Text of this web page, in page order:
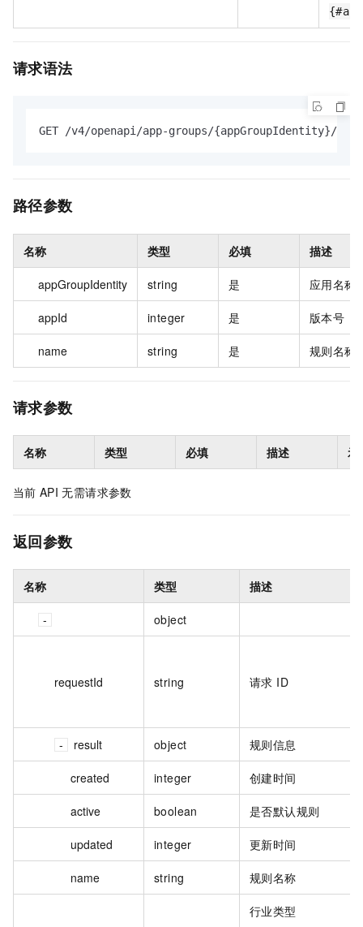
请求语法
GET /v4/openapi/app-groups/{appGroupIdentity}/
路径参数
名称 类型 必填 描述
appGroupIdentity string 是 应用名称
appId integer 是 版本号
name string 是 规则名称
请求参数
名称 类型 必填 描述 示
当前 API 无需请求参数
返回参数
名称 类型 描述
object
requestId string 请求 ID
result object 规则信息
created integer 创建时间
active boolean 是否默认规则
updated integer 更新时间
name string 规则名称
行业类型